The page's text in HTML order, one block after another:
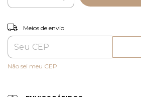
Entregas para o CEP:
Meios de envio
Não sei meu CEP